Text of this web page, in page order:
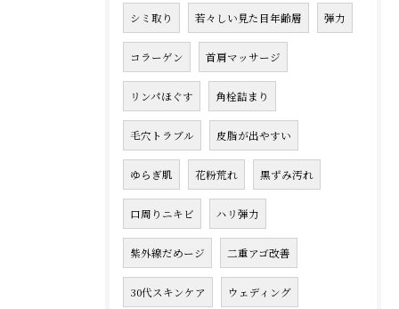
シミ取り 若々しい見た目年齢層 弾力
コラーゲン 首肩マッサージ
リンパほぐす 角栓詰まり
毛穴トラブル 皮脂が出やすい
ゆらぎ肌 花粉荒れ 黒ずみ汚れ
口周りニキビ ハリ弾力
紫外線だめージ 二重アゴ改善
30代スキンケア ウェディング